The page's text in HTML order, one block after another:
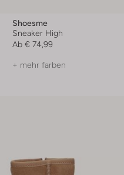
Shoesme
Sneaker High
Ab € 74,99
+ mehr farben